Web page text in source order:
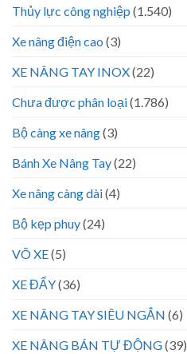
Thủy lực công nghiệp (1.540)
Xe nâng điện cao (3)
XE NÂNG TAY INOX(22)
Chưa được phân loại(1.786)
Bộ càng xe nâng(3)
Bánh Xe Nâng Tay(22)
Xe nâng càng dài(4)
Bộ kẹp phuy(24)
VÕ XE(5)
XE ĐẨY(36)
XE NÂNG TAY SIÊU NGẮN (6)
XE NÂNG BÁN TỰ ĐỘNG(39)